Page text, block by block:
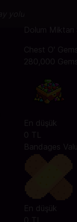
Dolum Miktarı
Chest O'
280,000
En düşük
0 TL
Bandages
En düşük
0 TL